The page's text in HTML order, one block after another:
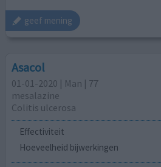
geef mening
Asacol
01-01-2020 | Man | 77
mesalazine
Colitis ulcerosa
Effectiviteit
Hoeveelheid bijwerkingen